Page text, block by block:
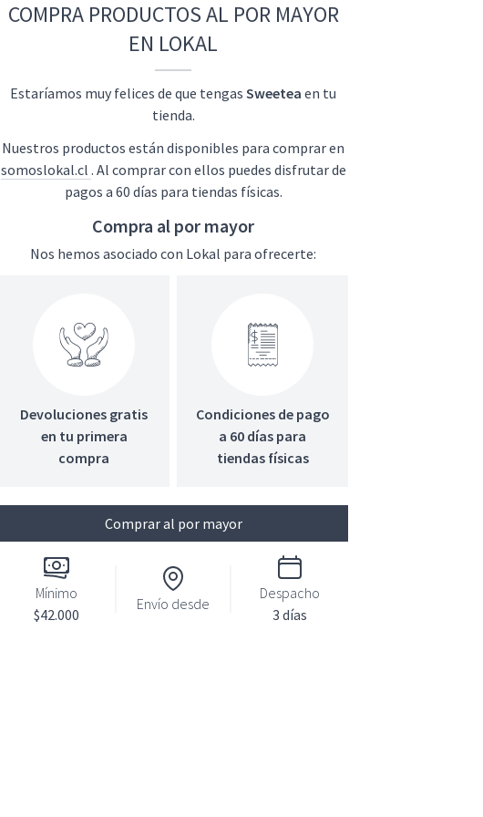
COMPRA PRODUCTOS AL POR MAYOR
EN LOKAL
Estaríamos muy felices de que tengas Sweetea en tu
tienda.
Nuestros productos están disponibles para comprar en
somoslokal.cl . Al comprar con ellos puedes disfrutar de
pagos a 60 días para tiendas físicas.
Compra al por mayor
Nos hemos asociado con Lokal para ofrecerte:
Devoluciones gratis
en tu primera
compra
Condiciones de pago
a 60 días para
tiendas físicas
Comprar al por mayor
Mínimo
$42.000
Envío desde
Despacho
3 días